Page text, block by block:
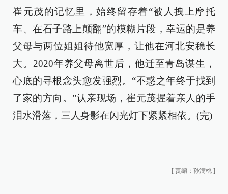
崔元茂的记忆里，始终留存着“被人拽上摩托
车、在石子路上颠翻”的模糊片段，幸运的是养
父母与两位姐姐待他宽厚，让他在河北安稳长
大。2020年养父母离世后，他迁至青岛谋生，
心底的寻根念头愈发强烈。“不惑之年终于找到
了家的方向。”认亲现场，崔元茂握着亲人的手
泪水滑落，三人身影在闪光灯下紧紧相依。(完)
[ 责编：孙满桃 ]